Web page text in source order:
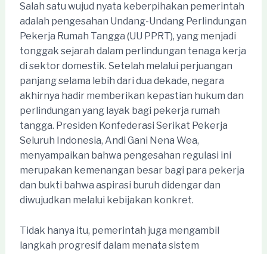
Salah satu wujud nyata keberpihakan pemerintah
adalah pengesahan Undang-Undang Perlindungan
Pekerja Rumah Tangga (UU PPRT), yang menjadi
tonggak sejarah dalam perlindungan tenaga kerja
di sektor domestik. Setelah melalui perjuangan
panjang selama lebih dari dua dekade, negara
akhirnya hadir memberikan kepastian hukum dan
perlindungan yang layak bagi pekerja rumah
tangga. Presiden Konfederasi Serikat Pekerja
Seluruh Indonesia, Andi Gani Nena Wea,
menyampaikan bahwa pengesahan regulasi ini
merupakan kemenangan besar bagi para pekerja
dan bukti bahwa aspirasi buruh didengar dan
diwujudkan melalui kebijakan konkret.
Tidak hanya itu, pemerintah juga mengambil
langkah progresif dalam menata sistem